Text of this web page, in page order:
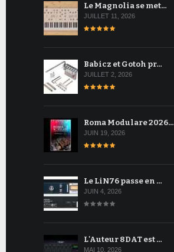
Le Magnolia se met…
JUILLET 11, 2026
Babicz et Gotoh pr…
JUILLET 2, 2026
Roma Modulare 2026…
JUIN 19, 2026
Le LiN76 passe en …
JUIN 4, 2026
L'Auteur 8DAT est …
MAI 10, 2026